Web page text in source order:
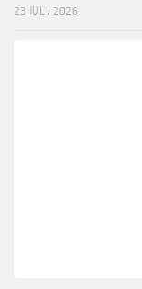
23 JULI, 2026